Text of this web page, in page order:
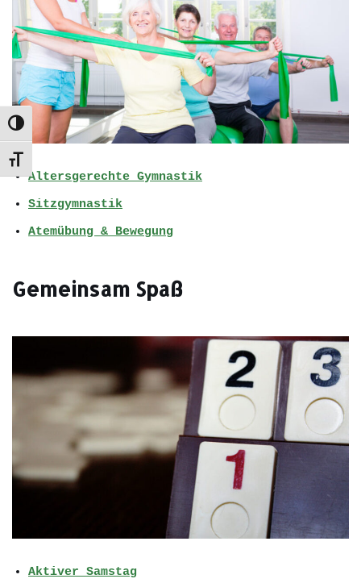
Umschalten auf hohe Kontraste
Schrift vergrößern
Altersgerechte Gymnastik
Sitzgymnastik
Atemübung & Bewegung
Gemeinsam Spaß
Aktiver Samstag